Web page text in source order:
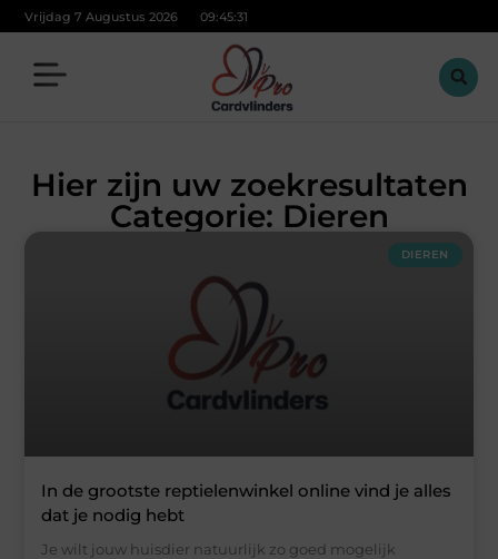
Vrijdag 7 Augustus 2026 09:45:31
Hier zijn uw zoekresultaten
Categorie: Dieren
DIEREN
In de grootste reptielenwinkel online vind je alles
dat je nodig hebt
Je wilt jouw huisdier natuurlijk zo goed mogelijk